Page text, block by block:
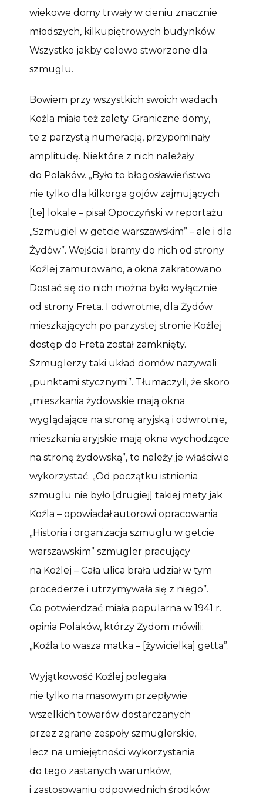
wiekowe domy trwały w cieniu znacznie
młodszych, kilkupiętrowych budynków.
Wszystko jakby celowo stworzone dla
szmuglu.
Bowiem przy wszystkich swoich wadach
Koźla miała też zalety. Graniczne domy,
te z parzystą numeracją, przypominały
amplitudę. Niektóre z nich należały
do Polaków. „Było to błogosławieństwo
nie tylko dla kilkorga gojów zajmujących
[te] lokale – pisał Opoczyński w reportażu
„Szmugiel w getcie warszawskim” – ale i dla
Żydów”. Wejścia i bramy do nich od strony
Koźlej zamurowano, a okna zakratowano.
Dostać się do nich można było wyłącznie
od strony Freta. I odwrotnie, dla Żydów
mieszkających po parzystej stronie Koźlej
dostęp do Freta został zamknięty.
Szmuglerzy taki układ domów nazywali
„punktami stycznymi”. Tłumaczyli, że skoro
„mieszkania żydowskie mają okna
wyglądające na stronę aryjską i odwrotnie,
mieszkania aryjskie mają okna wychodzące
na stronę żydowską”, to należy je właściwie
wykorzystać. „Od początku istnienia
szmuglu nie było [drugiej] takiej mety jak
Koźla – opowiadał autorowi opracowania
„Historia i organizacja szmuglu w getcie
warszawskim” szmugler pracujący
na Koźlej – Cała ulica brała udział w tym
procederze i utrzymywała się z niego”.
Co potwierdzać miała popularna w 1941 r.
opinia Polaków, którzy Żydom mówili:
„Koźla to wasza matka – [żywicielka] getta”.
Wyjątkowość Koźlej polegała
nie tylko na masowym przepływie
wszelkich towarów dostarczanych
przez zgrane zespoły szmuglerskie,
lecz na umiejętności wykorzystania
do tego zastanych warunków,
i zastosowaniu odpowiednich środków.